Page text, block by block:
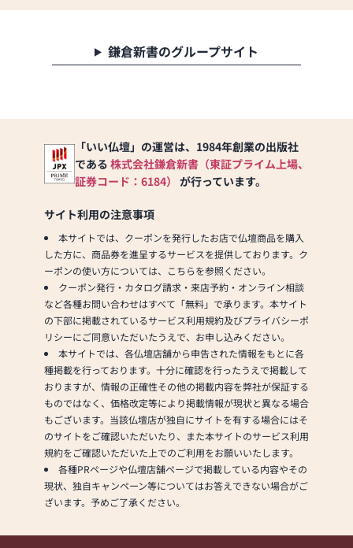
鎌倉新書のグループサイト
「いい仏壇」の運営は、1984年創業の出版社
である 株式会社鎌倉新書（東証プライム上場、
証券コード：6184） が行っています。
サイト利用の注意事項
本サイトでは、クーポンを発行したお店で仏壇商品を購入
した方に、商品券を進呈するサービスを提供しております。ク
ーポンの使い方については、こちらを参照ください。
クーポン発行・カタログ請求・来店予約・オンライン相談
など各種お問い合わせはすべて「無料」で承ります。本サイト
の下部に掲載されているサービス利用規約及びプライバシーポ
リシーにご同意いただいたうえで、お申し込みください。
本サイトでは、各仏壇店舗から申告された情報をもとに各
種掲載を行っております。十分に確認を行ったうえで掲載して
おりますが、情報の正確性その他の掲載内容を弊社が保証する
ものではなく、価格改定等により掲載情報が現状と異なる場合
もございます。当該仏壇店が独自にサイトを有する場合にはそ
のサイトをご確認いただいたり、また本サイトのサービス利用
規約をご確認いただいた上でのご利用をお願いいたします。
各種PRページや仏壇店舗ページで掲載している内容やその
現状、独自キャンペーン等についてはお答えできない場合がご
ざいます。予めご了承ください。